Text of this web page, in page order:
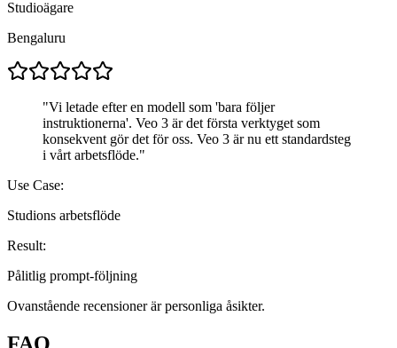
Studioägare
Bengaluru
"Vi letade efter en modell som 'bara följer
instruktionerna'. Veo 3 är det första verktyget som
konsekvent gör det för oss. Veo 3 är nu ett standardsteg
i vårt arbetsflöde."
Use Case:
Studions arbetsflöde
Result:
Pålitlig prompt-följning
Ovanstående recensioner är personliga åsikter.